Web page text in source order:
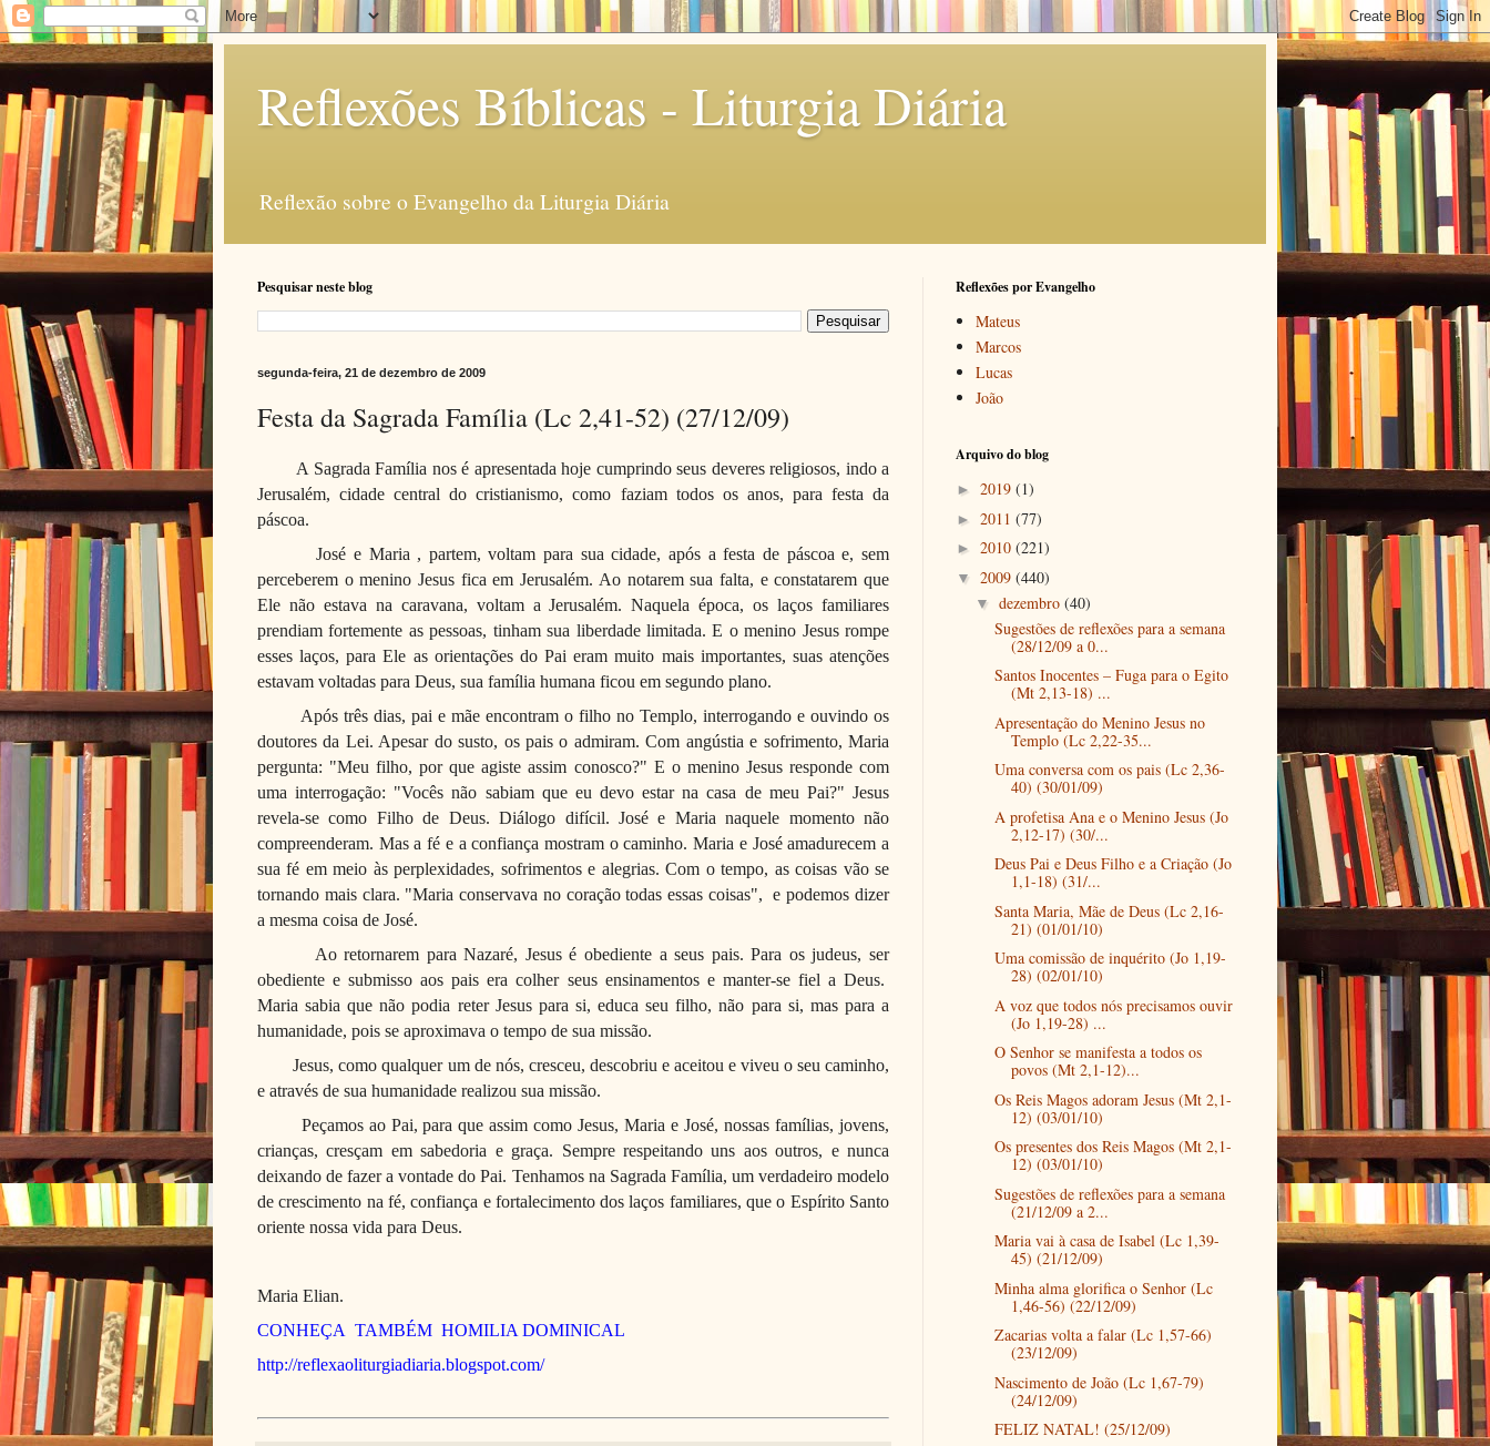
Reflexões Bíblicas - Liturgia Diária
Reflexão sobre o Evangelho da Liturgia Diária
Pesquisar neste blog
segunda-feira, 21 de dezembro de 2009
Festa da Sagrada Família (Lc 2,41-52) (27/12/09)
A Sagrada Família nos é apresentada hoje cumprindo seus deveres religiosos, indo a
Jerusalém, cidade central do cristianismo, como faziam todos os anos, para festa da
páscoa.
José e Maria , partem, voltam para sua cidade, após a festa de páscoa e, sem
perceberem o menino Jesus fica em Jerusalém. Ao notarem sua falta, e constatarem que
Ele não estava na caravana, voltam a Jerusalém. Naquela época, os laços familiares
prendiam fortemente as pessoas, tinham sua liberdade limitada. E o menino Jesus rompe
esses laços, para Ele as orientações do Pai eram muito mais importantes, suas atenções
estavam voltadas para Deus, sua família humana ficou em segundo plano.
Após três dias, pai e mãe encontram o filho no Templo, interrogando e ouvindo os
doutores da Lei. Apesar do susto, os pais o admiram. Com angústia e sofrimento, Maria
pergunta: "Meu filho, por que agiste assim conosco?" E o menino Jesus responde com
uma interrogação: "Vocês não sabiam que eu devo estar na casa de meu Pai?" Jesus
revela-se como Filho de Deus. Diálogo difícil. José e Maria naquele momento não
compreenderam. Mas a fé e a confiança mostram o caminho. Maria e José amadurecem a
sua fé em meio às perplexidades, sofrimentos e alegrias. Com o tempo, as coisas vão se
tornando mais clara. "Maria conservava no coração todas essas coisas",
e podemos dizer
a mesma coisa de José.
Ao retornarem para Nazaré, Jesus é obediente a seus pais. Para os judeus, ser
obediente e submisso aos pais era colher seus ensinamentos e manter-se fiel a Deus.
Maria sabia que não podia reter Jesus para si, educa seu filho, não para si, mas para a
humanidade, pois se aproximava o tempo de sua missão.
Jesus, como qualquer um de nós, cresceu, descobriu e aceitou e viveu o seu caminho,
e através de sua humanidade realizou sua missão.
Peçamos ao Pai, para que assim como Jesus, Maria e José, nossas famílias, jovens,
crianças, cresçam em sabedoria e graça. Sempre respeitando uns aos outros, e nunca
deixando de fazer a vontade do Pai. Tenhamos na Sagrada Família, um verdadeiro modelo
de crescimento na fé, confiança e fortalecimento dos laços familiares, que o Espírito Santo
oriente nossa vida para Deus.
Maria Elian.
CONHEÇA TAMBÉM HOMILIA DOMINICAL
http://reflexaoliturgiadiaria.blogspot.com/
Reflexões por Evangelho
Mateus
Marcos
Lucas
João
Arquivo do blog
► 2019 (1)
► 2011 (77)
► 2010 (221)
▼ 2009 (440)
▼ dezembro (40)
Sugestões de reflexões para a semana
(28/12/09 a 0...
Santos Inocentes – Fuga para o Egito
(Mt 2,13-18) ...
Apresentação do Menino Jesus no
Templo (Lc 2,22-35...
Uma conversa com os pais (Lc 2,36-
40) (30/01/09)
A profetisa Ana e o Menino Jesus (Jo
2,12-17) (30/...
Deus Pai e Deus Filho e a Criação (Jo
1,1-18) (31/...
Santa Maria, Mãe de Deus (Lc 2,16-
21) (01/01/10)
Uma comissão de inquérito (Jo 1,19-
28) (02/01/10)
A voz que todos nós precisamos ouvir
(Jo 1,19-28) ...
O Senhor se manifesta a todos os
povos (Mt 2,1-12)...
Os Reis Magos adoram Jesus (Mt 2,1-
12) (03/01/10)
Os presentes dos Reis Magos (Mt 2,1-
12) (03/01/10)
Sugestões de reflexões para a semana
(21/12/09 a 2...
Maria vai à casa de Isabel (Lc 1,39-
45) (21/12/09)
Minha alma glorifica o Senhor (Lc
1,46-56) (22/12/09)
Zacarias volta a falar (Lc 1,57-66)
(23/12/09)
Nascimento de João (Lc 1,67-79)
(24/12/09)
FELIZ NATAL! (25/12/09)